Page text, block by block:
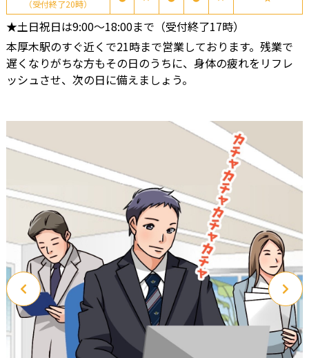
（受付終了20時）
★土日祝日は9:00～18:00まで（受付終了17時）
本厚木駅のすぐ近くで21時まで営業しております。残業で
遅くなりがちな方もその日のうちに、身体の疲れをリフレ
ッシュさせ、次の日に備えましょう。